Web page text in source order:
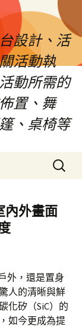
設計、活
活動執
動所需的
置、舞
、桌椅等
搜
尋
鍵
字:
內外畫面
外，還是置身
人的清晰與鮮
化矽（SiC）的
如今更成為提